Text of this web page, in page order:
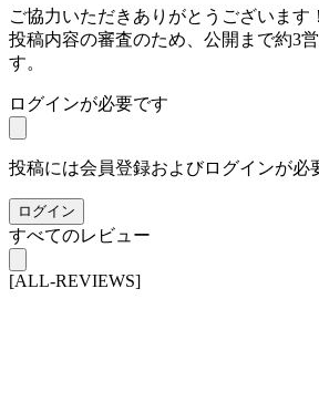
ご協力いただきありがとうございます！
投稿内容の審査のため、公開まで約3
す。
ログインが必要です
投稿には会員登録およびログインが必
ログイン
すべてのレビュー
[ALL-REVIEWS]